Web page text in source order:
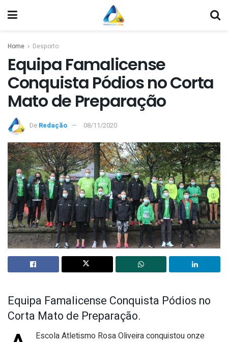
Home Desporto
Equipa Famalicense
Conquista Pódios no Corta
Mato de Preparação
De Redação 08/11/2020
Equipa Famalicense Conquista Pódios no
Corta Mato de Preparação.
Escola Atletismo Rosa Oliveira conquistou onze